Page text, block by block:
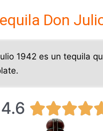
Don
1942 es un tequila
4.6 